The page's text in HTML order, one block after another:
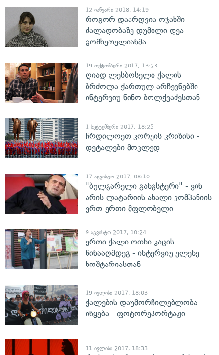
12 იანვარი 2018, 14:19
როგორ დაარღვია ოჯახში
ძალადობაზე დუმილი დეა
გოშხეთელიანმა
19 ოქტომბერი 2017, 13:23
ღიად ლესბოსელი ქალის
ბრძოლა ქართულ არჩევნებში -
ინტერვიუ ნინო ბოლქვაძესთან
1 სექტემბერი 2017, 18:25
ჩრდილოეთ კორეის კრიზისი -
დეტალები მოკლედ
17 აგვისტო 2017, 08:10
"ბულგარელი განგსტერი" - ვინ
არის ლატარიის ახალი კომპანიის
ერთ-ერთი მფლობელი
9 აგვისტო 2017, 10:24
ერთი ქალი ოთხი კაცის
წინააღმდეგ - ინტერვიუ ელენე
ხოშტარიასთან
19 ივლისი 2017, 18:03
ქალების დაუმორჩილებლობა
იწყება - ფოტორეპორტაჟი
11 ივლისი 2017, 18:33